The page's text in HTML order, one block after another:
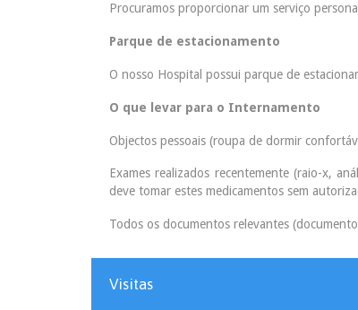
Procuramos proporcionar um serviço
Parque de estacionamento
O nosso Hospital possui parque de
O que levar para o Internamento
Objectos pessoais (roupa de dormir
Exames realizados recentemente (raio-x,
deve tomar estes medicamentos sem
Todos os documentos relevantes
Visitas